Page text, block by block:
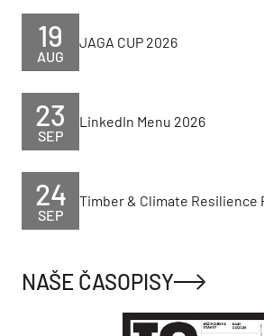
AUG
19 JAGA CUP 2026
SEP
23 LinkedIn Menu 2026
SEP
24 Timber & Climate Resilience
NAŠE ČASOPISY